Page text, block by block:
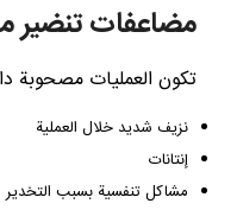
مضاعفات تنضير
تكون العمليات مصحوبة
نزيف شديد خلال العملية
إنتانات
مشاكل تنفسية بسبب التخدير